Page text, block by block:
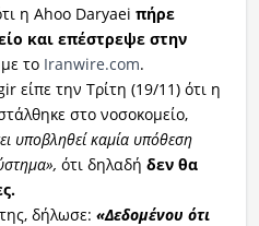
η Ahoo Daryaei πήρε
και επέστρεψε στην
το Iranwire.com.
είπε την Τρίτη (19/11) ότι η
στο νοσοκομείο,
υποβληθεί καμία υπόθεση
ότι δηλαδή δεν θα
δήλωσε: «Δεδομένου ότι